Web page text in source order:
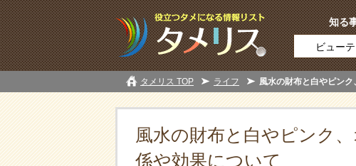
知る
ビュー
タメリス TOP ライフ 風水の財布と白やピン
風水の財布と白やピンク
係や効果について